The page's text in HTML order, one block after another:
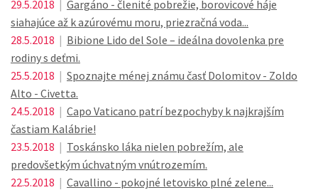
29.5.2018 | Gargáno - členité pobrežie, borovicové háje
siahajúce až k azúrovému moru, priezračná voda...
28.5.2018 | Bibione Lido del Sole – ideálna dovolenka pre
rodiny s deťmi.
25.5.2018 | Spoznajte ménej známu časť Dolomitov - Zoldo
Alto - Civetta.
24.5.2018 | Capo Vaticano patrí bezpochyby k najkrajším
častiam Kalábrie!
23.5.2018 | Toskánsko láka nielen pobrežím, ale
predovšetkým úchvatným vnútrozemím.
22.5.2018 | Cavallino - pokojné letovisko plné zelene...